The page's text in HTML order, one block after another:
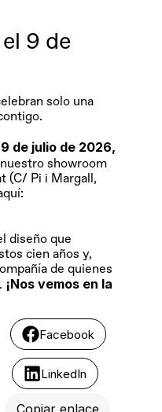
9 de
solo una
de julio de 2026,
showroom
(C/ Pi i Margall,
diseño que
cien años y,
de quienes
¡Nos vemos en la
Facebook
LinkedIn
Copiar enlace